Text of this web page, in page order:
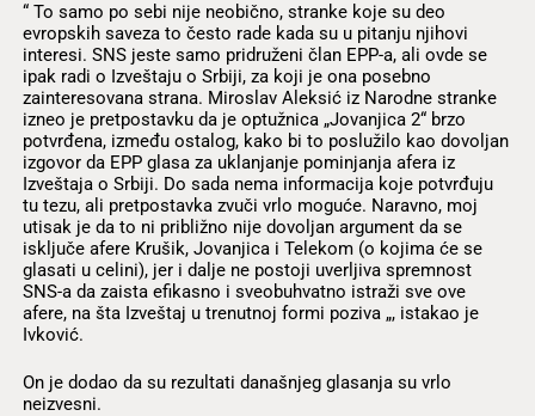
“ To samo po sebi nije neobično, stranke koje su deo
evropskih saveza to često rade kada su u pitanju njihovi
interesi. SNS jeste samo pridruženi član EPP-a, ali ovde se
ipak radi o Izveštaju o Srbiji, za koji je ona posebno
zainteresovana strana. Miroslav Aleksić iz Narodne stranke
izneo je pretpostavku da je optužnica „Jovanjica 2“ brzo
potvrđena, između ostalog, kako bi to poslužilo kao dovoljan
izgovor da EPP glasa za uklanjanje pominjanja afera iz
Izveštaja o Srbiji. Do sada nema informacija koje potvrđuju
tu tezu, ali pretpostavka zvuči vrlo moguće. Naravno, moj
utisak je da to ni približno nije dovoljan argument da se
isključe afere Krušik, Jovanjica i Telekom (o kojima će se
glasati u celini), jer i dalje ne postoji uverljiva spremnost
SNS-a da zaista efikasno i sveobuhvatno istraži sve ove
afere, na šta Izveštaj u trenutnoj formi poziva „, istakao je
Ivković.
On je dodao da su rezultati današnjeg glasanja su vrlo
neizvesni.